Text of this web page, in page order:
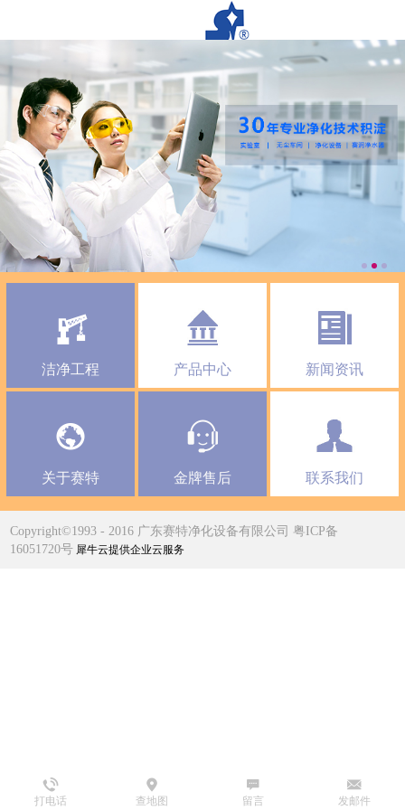
洁净工程 产品中心 新闻资讯
关于赛特 金牌售后 联系我们
Copyright©1993 - 2016 广东赛特净化设备有限公司 粤ICP备
16051720号 犀牛云提供企业云服务
打电话 查地图 发邮件
留言